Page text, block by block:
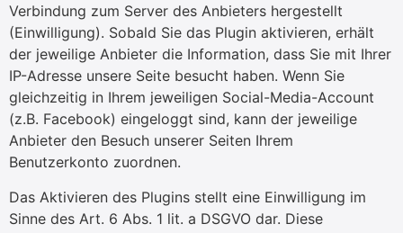
Verbindung zum Server des Anbieters hergestellt
(Einwilligung). Sobald Sie das Plugin aktivieren, erhält
der jeweilige Anbieter die Information, dass Sie mit Ihrer
IP-Adresse unsere Seite besucht haben. Wenn Sie
gleichzeitig in Ihrem jeweiligen Social-Media-Account
(z.B. Facebook) eingeloggt sind, kann der jeweilige
Anbieter den Besuch unserer Seiten Ihrem
Benutzerkonto zuordnen.
Das Aktivieren des Plugins stellt eine Einwilligung im
Sinne des Art. 6 Abs. 1 lit. a DSGVO dar. Diese